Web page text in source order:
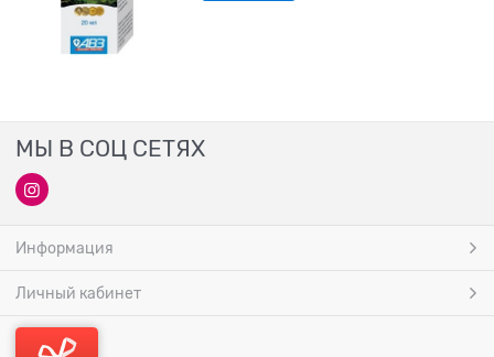
МЫ В СОЦ СЕТЯХ
Информация
Личный кабинет